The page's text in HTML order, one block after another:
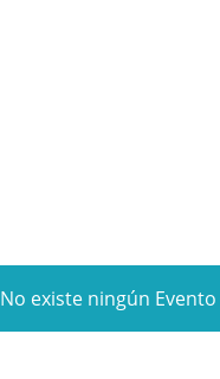
No existe ningún